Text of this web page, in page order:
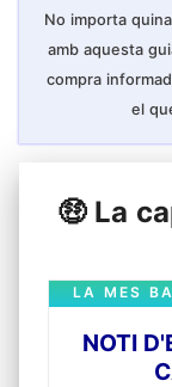
No importa
amb aquesta
compra
el
🤑 La
NOTI
LA MES